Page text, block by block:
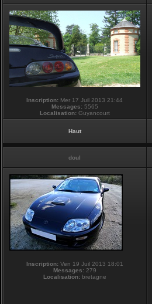
Inscription: Mer 17 Juil 2013 21:44
Messages: 5565
Localisation: Guyancourt
Haut
doul
Inscription: Ven 19 Juil 2013 18:01
Messages: 279
Localisation: bretagne